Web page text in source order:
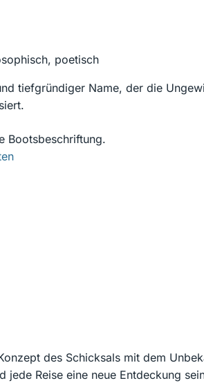
poetisch
tiefgründiger Name, der die
Bootsbeschriftung.
des Schicksals mit dem
Reise eine neue Entdeckung